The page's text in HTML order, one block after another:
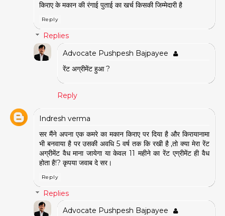
किराए के मकान की रंगाई पुताई का खर्च किसकी जिम्मेदारी है
Reply
Replies
Advocate Pushpesh Bajpayee
रेंट अग्रीमेंट हुआ ?
Reply
Indresh verma
सर मैंने अपना एक कमरे का मकान किराए पर दिया है और किरायानामा
भी बनवाया है पर उसकी अवधि 5 वर्ष तक कि रखी है ,तो क्या मेरा रेंट
अग्रीमेंट वैध माना जायेगा या केवल 11 महीने का रेंट एग्रीमेंट ही वैध
होता है!? कृपया जवाब दे सर।
Reply
Replies
Advocate Pushpesh Bajpayee